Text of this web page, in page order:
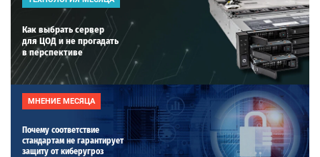
Как выбрать сервер
для ЦОД и не прогадать
в перспективе
МНЕНИЕ МЕСЯЦА
Почему соответствие
стандартам не гарантирует
защиту от киберугроз